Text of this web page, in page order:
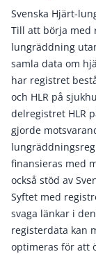
Svenska Hjärt-
Till att börja med
lungräddning
samla data om
har registret
och HLR på
delregistret HLR
gjorde
finansieras med
också stöd av
Syftet med
svaga länkar i
registerdata kan
optimeras för att